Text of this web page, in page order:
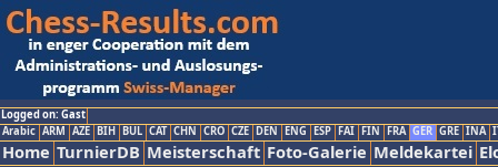
Logged on: Gast
Arabic ARM AZE BIH BUL CAT CHN CRO CZE DEN ENG ESP FAI FIN FRA GER GRE INA
Home TurnierDB Meisterschaft Foto-Galerie Meldekartei